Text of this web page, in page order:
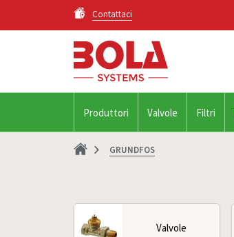
Contattaci
Produttori Valvole Filtri
GRUNDFOS
Valvole